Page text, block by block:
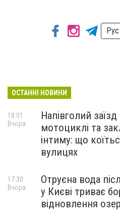
Рус
ОСТАННІ НОВИНИ
Напівголий заїзд
мотоциклі та
інтиму: що
вулицях
18:01
Вчора
Отруєна вода
у Києві триває
відновлення
17:30
Вчора